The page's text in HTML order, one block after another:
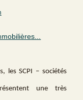
les SCPI – sociétés
une très